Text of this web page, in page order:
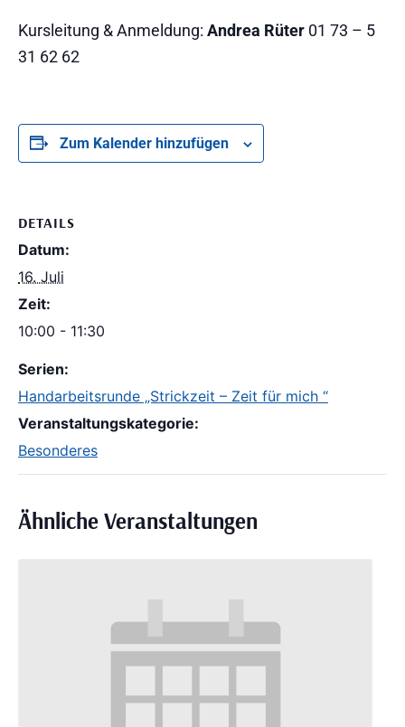
Kursleitung & Anmeldung: Andrea Rüter 01 73 – 5
31 62 62
Zum Kalender hinzufügen
DETAILS
Datum:
16. Juli
Zeit:
10:00 - 11:30
Serien:
Handarbeitsrunde „Strickzeit – Zeit für mich “
Veranstaltungskategorie:
Besonderes
Ähnliche Veranstaltungen